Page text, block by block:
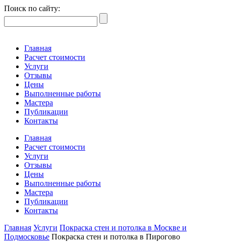
Поиск по сайту:
Главная
Расчет стоимости
Услуги
Отзывы
Цены
Выполненные работы
Мастера
Публикации
Контакты
Главная
Расчет стоимости
Услуги
Отзывы
Цены
Выполненные работы
Мастера
Публикации
Контакты
Главная Услуги Покраска стен и потолка в Москве и
Подмосковье Покраска стен и потолка в Пирогово